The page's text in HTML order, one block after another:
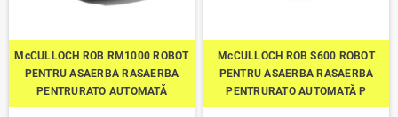
McCULLOCH ROB RM1000 ROBOT
PENTRU ASAERBA RASAERBA
PENTRURATO AUTOMATĂ
McCULLOCH ROB S600 ROBOT
PENTRU ASAERBA RASAERBA
PENTRURATO AUTOMATĂ P